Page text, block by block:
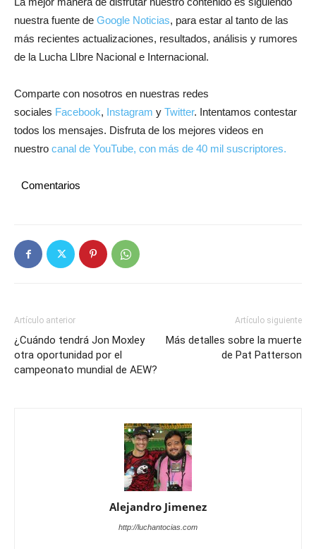
nuestra fuente de Google Noticias, para estar al tanto de las
más recientes actualizaciones, resultados, análisis y rumores
de la Lucha LIbre Nacional e Internacional.
Comparte con nosotros en nuestras redes
sociales Facebook, Instagram y Twitter. Intentamos contestar
todos los mensajes. Disfruta de los mejores videos en
nuestro canal de YouTube, con más de 40 mil suscriptores.
Comentarios
Artículo anterior
¿Cuándo tendrá Jon Moxley
otra oportunidad por el
campeonato mundial de AEW?
Artículo siguiente
Más detalles sobre la muerte
de Pat Patterson
Alejandro Jimenez
http://luchantocias.com